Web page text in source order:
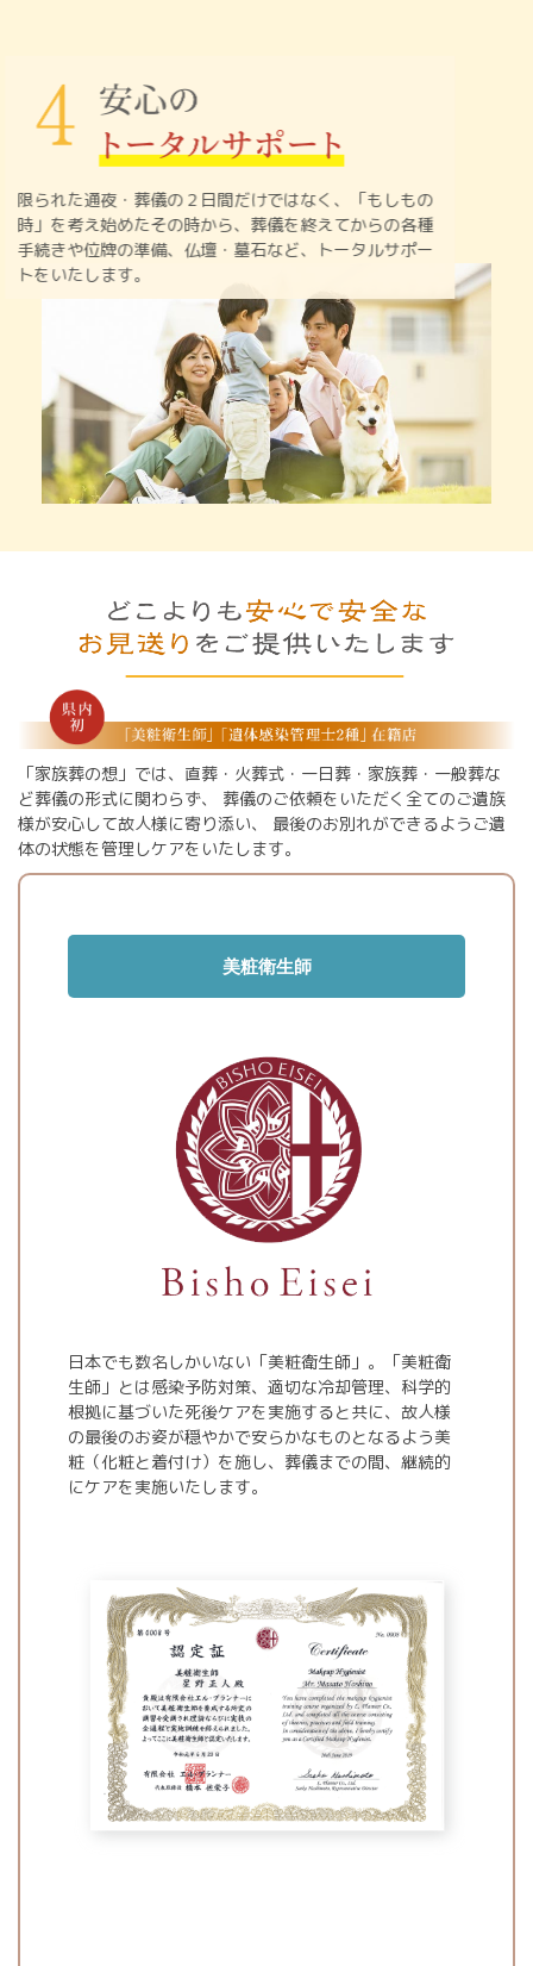
限られた通夜・葬儀の２日間だけではなく、「もしもの
時」を考え始めたその時から、葬儀を終えてからの各種
手続きや位牌の準備、仏壇・墓石など、トータルサポー
トをいたします。
「家族葬の想」では、直葬・火葬式・一日葬・家族葬・一般葬な
ど葬儀の形式に関わらず、
葬儀のご依頼をいただく全てのご遺族
様が安心して故人様に寄り添い、
最後のお別れができるようご遺
体の状態を管理しケアをいたします。
美粧衛生師
日本でも数名しかいない「美粧衛生師」。「美粧衛
生師」とは感染予防対策、適切な冷却管理、科学的
根拠に基づいた死後ケアを実施すると共に、故人様
の最後のお姿が穏やかで安らかなものとなるよう美
粧（化粧と着付け）を施し、葬儀までの間、継続的
にケアを実施いたします。